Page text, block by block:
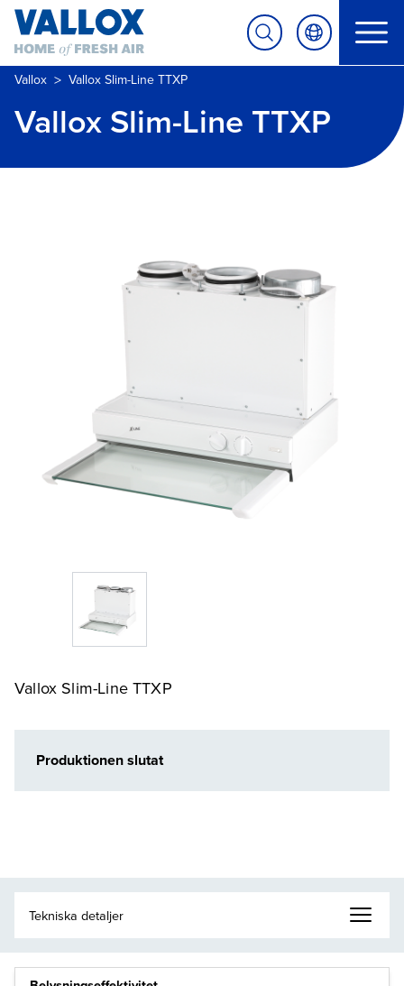
Vallox > Vallox Slim-Line TTXP
Vallox Slim-Line TTXP
Vallox Slim-Line TTXP
Produktionen slutat